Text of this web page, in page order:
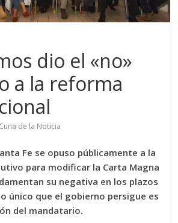
dio el «no»
a la reforma
Cuna de la Noticia
Fe se opuso públicamente a la
para modificar la Carta Magna
su negativa en los plazos
único que el gobierno persigue es
del mandatario.